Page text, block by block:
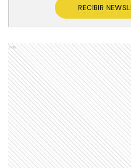
RECIBIR
Ads